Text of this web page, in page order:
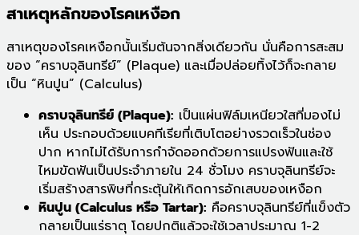
สาเหตุหลักของโรคเหงือก
สาเหตุของโรคเหงือกนั้นเริ่มต้นจากสิ่งเดียวกัน นั่นคือการสะสม
ของ “คราบจุลินทรีย์” (Plaque) และเมื่อปล่อยทิ้งไว้ก็จะกลาย
เป็น “หินปูน” (Calculus)
คราบจุลินทรีย์ (Plaque): เป็นแผ่นฟิล์มเหนียวใสที่มองไม่
เห็น ประกอบด้วยแบคทีเรียที่เติบโตอย่างรวดเร็วในช่อง
ปาก หากไม่ได้รับการกำจัดออกด้วยการแปรงฟันและใช้
ไหมขัดฟันเป็นประจำภายใน 24 ชั่วโมง คราบจุลินทรีย์จะ
เริ่มสร้างสารพิษที่กระตุ้นให้เกิดการอักเสบของเหงือก
หินปูน (Calculus หรือ Tartar): คือคราบจุลินทรีย์ที่แข็งตัว
กลายเป็นแร่ธาตุ โดยปกติแล้วจะใช้เวลาประมาณ 1-2